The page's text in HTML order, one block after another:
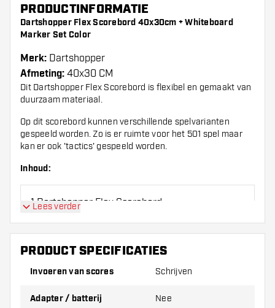
PRODUCTINFORMATIE
Dartshopper Flex Scorebord 40x30cm + Whiteboard
Marker Set Color
Merk: Dartshopper
Afmeting: 40x30 CM
Dit Dartshopper Flex Scorebord is flexibel en gemaakt van
duurzaam materiaal.
Op dit scorebord kunnen verschillende spelvarianten
gespeeld worden. Zo is er ruimte voor het 501 spel maar
kan er ook 'tactics' gespeeld worden.
Inhoud:
1 Dartshopper Flex Scorebord
4 Whiteboard Markers Color
1 Whiteboard Eraser
Lees verder
PRODUCT SPECIFICATIES
Invoeren van scores Schrijven
Adapter / batterij Nee